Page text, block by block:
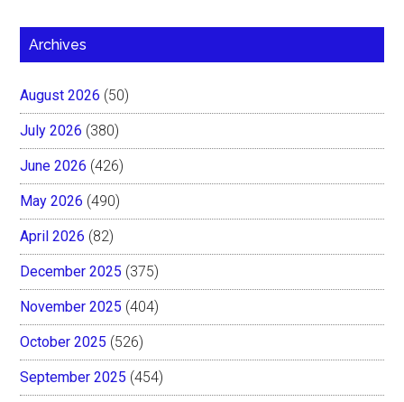
Archives
August 2026 (50)
July 2026 (380)
June 2026 (426)
May 2026 (490)
April 2026 (82)
December 2025 (375)
November 2025 (404)
October 2025 (526)
September 2025 (454)